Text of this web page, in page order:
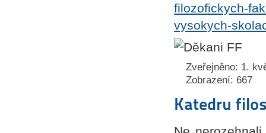
filozofickych-
vysokych-
Zveřejněno: 1.
Zobrazení: 667
Katedru